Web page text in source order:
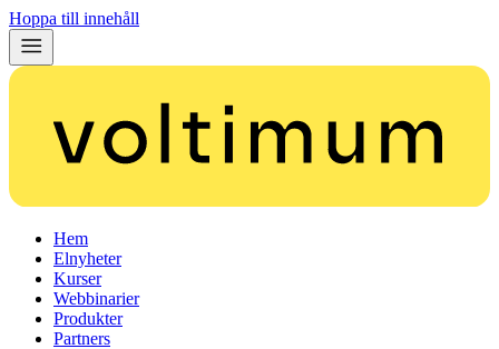
Hoppa till innehåll
Hem
Elnyheter
Kurser
Webbinarier
Produkter
Partners